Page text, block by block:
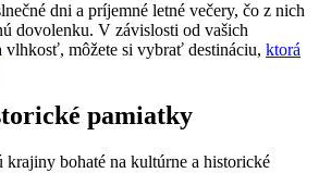
dni a príjemné letné večery, čo z nich
dovolenku. V závislosti od vašich
vlhkosť, môžete si vybrať destináciu, ktorá
pamiatky
krajiny bohaté na kultúrne a historické